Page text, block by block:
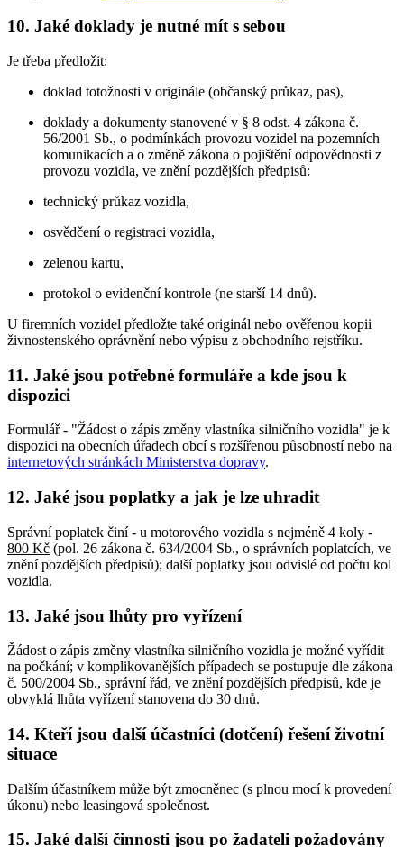
10. Jaké doklady je nutné mít s sebou
Je třeba předložit:
doklad totožnosti v originále (občanský průkaz, pas),
doklady a dokumenty stanovené v § 8 odst. 4 zákona č.
56/2001 Sb., o podmínkách provozu vozidel na pozemních
komunikacích a o změně zákona o pojištění odpovědnosti z
provozu vozidla, ve znění pozdějších předpisů:
technický průkaz vozidla,
osvědčení o registraci vozidla,
zelenou kartu,
protokol o evidenční kontrole (ne starší 14 dnů).
U firemních vozidel předložte také originál nebo ověřenou kopii
živnostenského oprávnění nebo výpisu z obchodního rejstříku.
11. Jaké jsou potřebné formuláře a kde jsou k
dispozici
Formulář - "Žádost o zápis změny vlastníka silničního vozidla" je k
dispozici na obecních úřadech obcí s rozšířenou působností nebo na
internetových stránkách Ministerstva dopravy.
12. Jaké jsou poplatky a jak je lze uhradit
Správní poplatek činí - u motorového vozidla s nejméně 4 koly -
800 Kč (pol. 26 zákona č. 634/2004 Sb., o správních poplatcích, ve
znění pozdějších předpisů); další poplatky jsou odvislé od počtu kol
vozidla.
13. Jaké jsou lhůty pro vyřízení
Žádost o zápis změny vlastníka silničního vozidla je možné vyřídit
na počkání; v komplikovanějších případech se postupuje dle zákona
č. 500/2004 Sb., správní řád, ve znění pozdějších předpisů, kde je
obvyklá lhůta vyřízení stanovena do 30 dnů.
14. Kteří jsou další účastníci (dotčení) řešení životní
situace
Dalším účastníkem může být zmocněnec (s plnou mocí k provedení
úkonu) nebo leasingová společnost.
15. Jaké další činnosti jsou po žadateli požadovány